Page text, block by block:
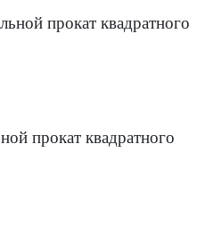
прокат квадратного
прокат квадратного